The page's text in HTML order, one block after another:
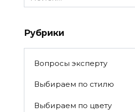
for:
Рубрики
Вопросы эксперту
Выбираем по стилю
Выбираем по цвету